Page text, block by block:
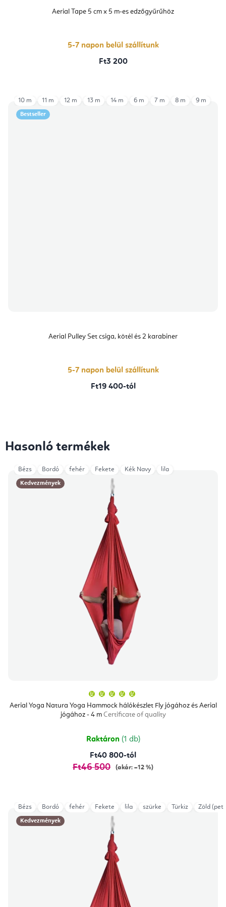
Aerial Tape 5 cm x 5 m-es edzőgyűrűhöz
5-7 napon belül szállítunk
Ft3 200
Bestseller
Aerial Pulley Set csiga, kötél és 2 karabiner
5-7 napon belül szállítunk
Ft19 400-tól
10 m 11 m 12 m 13 m 14 m 6 m 7 m 8 m 9 m
Hasonló termékek
Kedvezmények
Aerial Yoga Natura Yoga Hammock hálókészlet Fly jógához és Aerial
jógához - 4 m Certificate of quality
átlagos
értékelése
5-
csillag.
Raktáron (1 db)
Ft40 800-tól
Ft46 500 (akár: –12 %)
Bézs Bordó fehér Fekete Kék Navy lila
Kedvezmények
Bézs Bordó fehér Fekete lila szürke Türkiz Zöld